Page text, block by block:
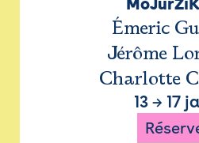
Émeric
Jérôme
Charlotte
13→ 17